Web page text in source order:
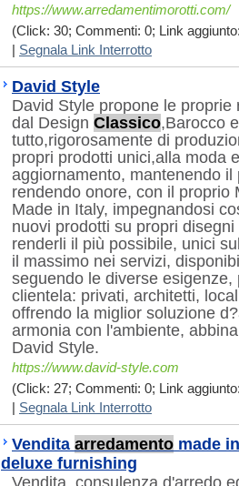
https://www.arredamentimorotti.com/
(Click: 30; Commenti: 0; Link
Segnala Link Interrotto
David Style
David Style propone le
dal Design Classico,Barocco
tutto,rigorosamente di
propri prodotti unici,alla moda
aggiornamento, mantenendo
rendendo onore, con il proprio
Made in Italy, impegnandosi
nuovi prodotti su propri
renderli il più possibile, unici
il massimo nei servizi,
seguendo le diverse
clientela: privati, architetti,
offrendo la miglior soluzione
armonia con l'ambiente,
David Style.
https://www.david-style.com
(Click: 27; Commenti: 0; Link
Segnala Link Interrotto
Vendita arredamento made
deluxe furnishing
Vendita, consulenza d'arredo